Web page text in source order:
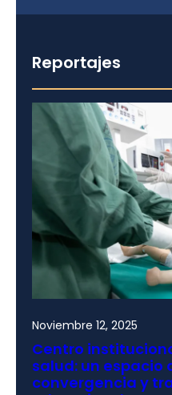
Reportajes
Noviembre 12, 2025
Centro
salud: un espacio
convergencia y